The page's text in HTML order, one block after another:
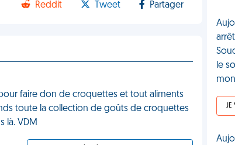
Reddit Tweet Partager
faire don de croquettes et tout aliments
toute la collection de goûts de croquettes
là. VDM
le